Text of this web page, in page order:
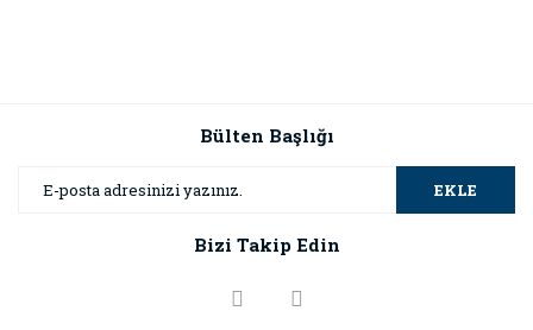
Bülten Başlığı
EKLE
Bizi Takip Edin